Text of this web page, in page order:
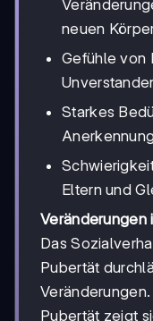
neuen
Gefühle von
Starkes
Eltern und
Veränderungen
Das
Pubertät
Pubertät zeigt